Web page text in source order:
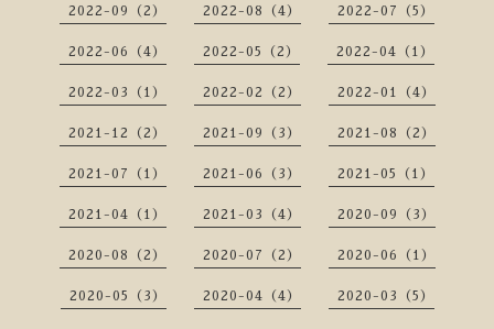
2022-09（2） 2022-08（4） 2022-07（5）
2022-06（4） 2022-05（2） 2022-04（1）
2022-03（1） 2022-02（2） 2022-01（4）
2021-12（2） 2021-09（3） 2021-08（2）
2021-07（1） 2021-06（3） 2021-05（1）
2021-04（1） 2021-03（4） 2020-09（3）
2020-08（2） 2020-07（2） 2020-06（1）
2020-05（3） 2020-04（4） 2020-03（5）